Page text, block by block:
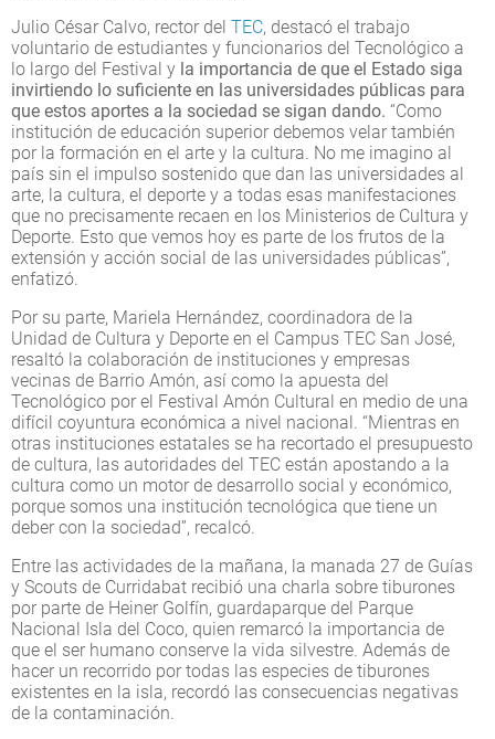
Julio César Calvo, rector del TEC, destacó el trabajo
voluntario de estudiantes y funcionarios del Tecnológico a
lo largo del Festival y la importancia de que el Estado siga
invirtiendo lo suficiente en las universidades públicas para
que estos aportes a la sociedad se sigan dando. “Como
institución de educación superior debemos velar también
por la formación en el arte y la cultura. No me imagino al
país sin el impulso sostenido que dan las universidades al
arte, la cultura, el deporte y a todas esas manifestaciones
que no precisamente recaen en los Ministerios de Cultura y
Deporte. Esto que vemos hoy es parte de los frutos de la
extensión y acción social de las universidades públicas”,
enfatizó.
Por su parte, Mariela Hernández, coordinadora de la
Unidad de Cultura y Deporte en el Campus TEC San José,
resaltó la colaboración de instituciones y empresas
vecinas de Barrio Amón, así como la apuesta del
Tecnológico por el Festival Amón Cultural en medio de una
difícil coyuntura económica a nivel nacional. “Mientras en
otras instituciones estatales se ha recortado el presupuesto
de cultura, las autoridades del TEC están apostando a la
cultura como un motor de desarrollo social y económico,
porque somos una institución tecnológica que tiene un
deber con la sociedad”, recalcó.
Entre las actividades de la mañana, la manada 27 de Guías
y Scouts de Curridabat recibió una charla sobre tiburones
por parte de Heiner Golfín, guardaparque del Parque
Nacional Isla del Coco, quien remarcó la importancia de
que el ser humano conserve la vida silvestre. Además de
hacer un recorrido por todas las especies de tiburones
existentes en la isla, recordó las consecuencias negativas
de la contaminación.